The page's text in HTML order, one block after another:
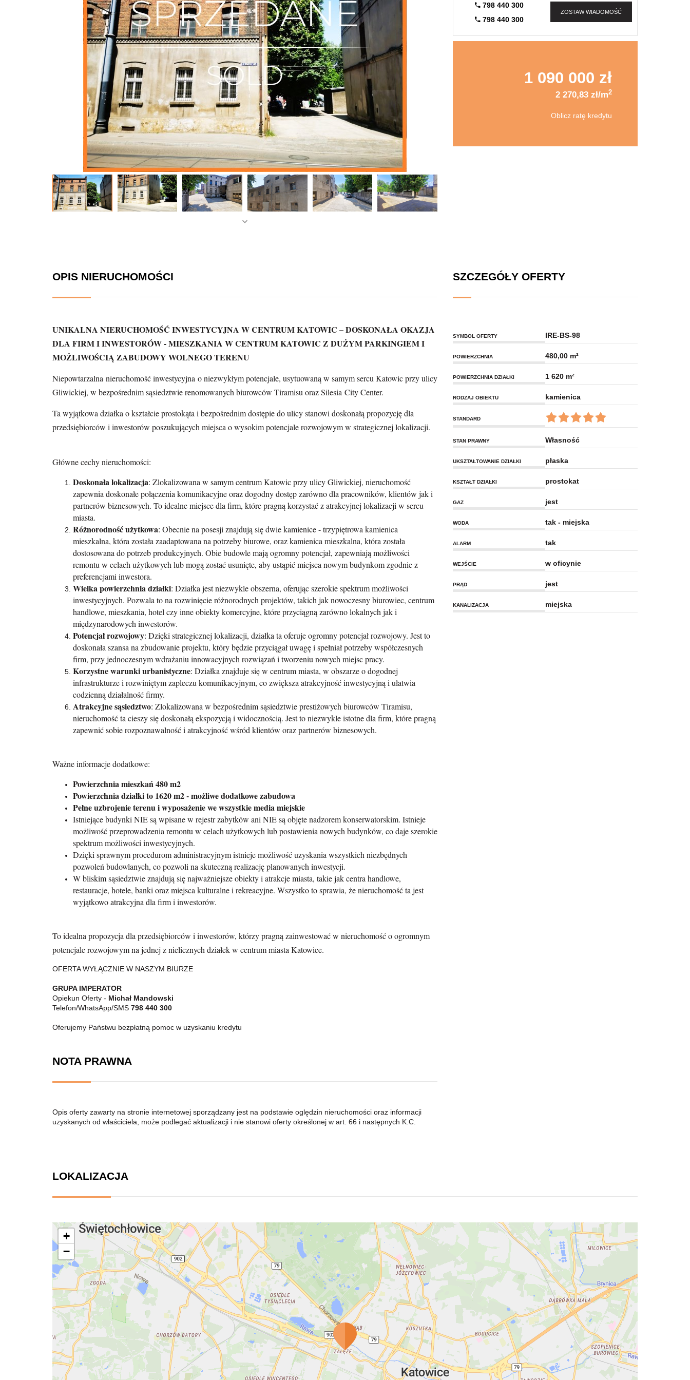
798 440 300
798 440 300
ZOSTAW WIADOMOŚĆ
1 090 000 zł
2 270,83 zł/m2
Oblicz ratę kredytu
OPIS NIERUCHOMOŚCI
UNIKALNA NIERUCHOMOŚĆ INWESTYCYJNA W CENTRUM KATOWIC – DOSKONAŁA OKAZJA
DLA FIRM I INWESTORÓW -MIESZKANIA W CENTRUM KATOWIC Z DUŻYM PARKINGIEM I
MOŻLIWOŚCIĄ ZABUDOWY WOLNEGO TERENU
Niepowtarzalna nieruchomość inwestycyjna o niezwykłym potencjale, usytuowaną w samym sercu Katowic przy ulicy
Gliwickiej, w bezpośrednim sąsiedztwie renomowanych biurowców Tiramisu oraz Silesia City Center.
Ta wyjątkowa działka o kształcie prostokąta i bezpośrednim dostępie do ulicy stanowi doskonałą propozycję dla
przedsiębiorców i inwestorów poszukujących miejsca o wysokim potencjale rozwojowym w strategicznej lokalizacji.
Główne cechy nieruchomości:
Doskonała lokalizacja: Zlokalizowana w samym centrum Katowic przy ulicy Gliwickiej, nieruchomość
zapewnia doskonałe połączenia komunikacyjne oraz dogodny dostęp zarówno dla pracowników, klientów jak i
partnerów biznesowych. To idealne miejsce dla firm, które pragną korzystać z atrakcyjnej lokalizacji w sercu
miasta.
Różnorodność użytkowa: Obecnie na posesji znajdują się dwie kamienice - trzypiętrowa kamienica
mieszkalna, która została zaadaptowana na potrzeby biurowe, oraz kamienica mieszkalna, która została
dostosowana do potrzeb produkcyjnych. Obie budowle mają ogromny potencjał, zapewniają możliwości
remontu w celach użytkowych lub mogą zostać usunięte, aby ustąpić miejsca nowym budynkom zgodnie z
preferencjami inwestora.
Wielka powierzchnia działki: Działka jest niezwykle obszerna, oferując szerokie spektrum możliwości
inwestycyjnych. Pozwala to na rozwinięcie różnorodnych projektów, takich jak nowoczesny biurowiec, centrum
handlowe, mieszkania, hotel czy inne obiekty komercyjne, które przyciągną zarówno lokalnych jak i
międzynarodowych inwestorów.
Potencjał rozwojowy: Dzięki strategicznej lokalizacji, działka ta oferuje ogromny potencjał rozwojowy. Jest to
doskonała szansa na zbudowanie projektu, który będzie przyciągał uwagę i spełniał potrzeby współczesnych
firm, przy jednoczesnym wdrażaniu innowacyjnych rozwiązań i tworzeniu nowych miejsc pracy.
Korzystne warunki urbanistyczne: Działka znajduje się w centrum miasta, w obszarze o dogodnej
infrastrukturze i rozwiniętym zapleczu komunikacyjnym, co zwiększa atrakcyjność inwestycyjną i ułatwia
codzienną działalność firmy.
Atrakcyjne sąsiedztwo: Zlokalizowana w bezpośrednim sąsiedztwie prestiżowych biurowców Tiramisu,
nieruchomość ta cieszy się doskonałą ekspozycją i widocznością. Jest to niezwykle istotne dla firm, które pragną
zapewnić sobie rozpoznawalność i atrakcyjność wśród klientów oraz partnerów biznesowych.
Ważne informacje dodatkowe:
Powierzchnia mieszkań 480 m2
Powierzchnia działki to 1620 m2 - możliwe dodatkowe zabudowa
Pełne uzbrojenie terenu i wyposażenie we wszystkie media miejskie
Istniejące budynki NIE są wpisane w rejestr zabytków ani NIE są objęte nadzorem konserwatorskim. Istnieje
możliwość przeprowadzenia remontu w celach użytkowych lub postawienia nowych budynków, co daje szerokie
spektrum możliwości inwestycyjnych.
Dzięki sprawnym procedurom administracyjnym istnieje możliwość uzyskania wszystkich niezbędnych
pozwoleń budowlanych, co pozwoli na skuteczną realizację planowanych inwestycji.
W bliskim sąsiedztwie znajdują się najważniejsze obiekty i atrakcje miasta, takie jak centra handlowe,
restauracje, hotele, banki oraz miejsca kulturalne i rekreacyjne. Wszystko to sprawia, że nieruchomość ta jest
wyjątkowo atrakcyjna dla firm i inwestorów.
To idealna propozycja dla przedsiębiorców i inwestorów, którzy pragną zainwestować w nieruchomość o ogromnym
potencjale rozwojowym na jednej z nielicznych działek w centrum miasta Katowice.
OFERTA WYŁĄCZNIE W NASZYM BIURZE
GRUPA IMPERATOR
Opiekun Oferty - Michał Mandowski
Telefon/WhatsApp/SMS 798 440 300
Oferujemy Państwu bezpłatną pomoc w uzyskaniu kredytu
NOTA PRAWNA
Opis oferty zawarty na stronie internetowej sporządzany jest na podstawie oględzin nieruchomości oraz informacji
uzyskanych od właściciela, może podlegać aktualizacji i nie stanowi oferty określonej w art. 66 i następnych K.C.
SZCZEGÓŁY OFERTY
SYMBOL OFERTY IRE-BS-98
POWIERZCHNIA 480,00 m²
POWIERZCHNIA DZIAŁKI 1 620 m²
RODZAJ OBIEKTU kamienica
STANDARD
STAN PRAWNY Własność
UKSZTAŁTOWANIE DZIAŁKI płaska
KSZTAŁT DZIAŁKI prostokat
GAZ jest
WODA tak - miejska
ALARM tak
WEJŚCIE w oficynie
PRĄD jest
KANALIZACJA miejska
LOKALIZACJA
+
−